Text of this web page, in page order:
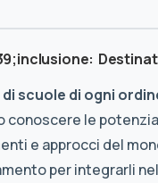
di scuole di ogni
conoscere le
e approcci del
per integrarli